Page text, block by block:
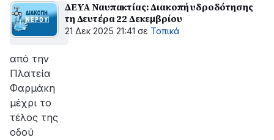
ΔΕΥΑ Ναυπακτίας: Διακοπή υδροδότησης
τη Δευτέρα 22 Δεκεμβρίου
21 Δεκ 2025 21:41 σε Τοπικά
από την
Πλατεία
Φαρμάκη
μέχρι το
τέλος της
οδού